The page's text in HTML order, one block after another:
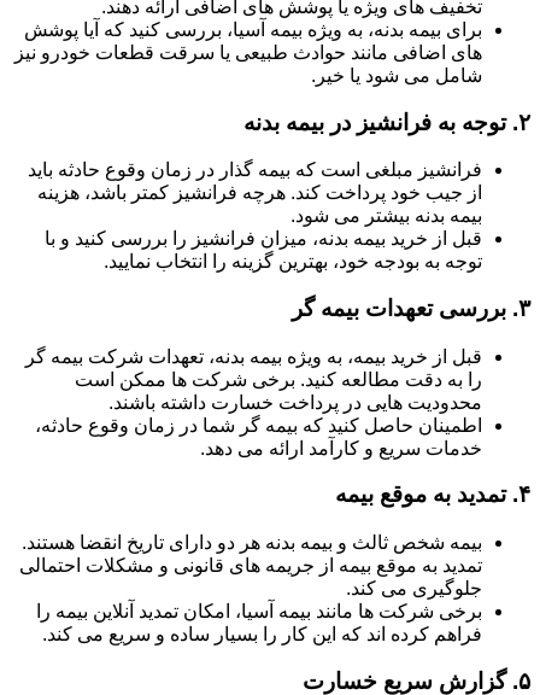
تخفیف های ویژه یا پوشش های اضافی ارائه دهند.
برای بیمه بدنه، به ویژه بیمه آسیا، بررسی کنید که آیا پوشش
های اضافی مانند حوادث طبیعی یا سرقت قطعات خودرو نیز
شامل می شود یا خیر.
۲. توجه به فرانشیز در بیمه بدنه
فرانشیز مبلغی است که بیمه گذار در زمان وقوع حادثه باید
از جیب خود پرداخت کند. هرچه فرانشیز کمتر باشد، هزینه
بیمه بدنه بیشتر می شود.
قبل از خرید بیمه بدنه، میزان فرانشیز را بررسی کنید و با
توجه به بودجه خود، بهترین گزینه را انتخاب نمایید.
۳. بررسی تعهدات بیمه گر
قبل از خرید بیمه، به ویژه بیمه بدنه، تعهدات شرکت بیمه گر
را به دقت مطالعه کنید. برخی شرکت ها ممکن است
محدودیت هایی در پرداخت خسارت داشته باشند.
اطمینان حاصل کنید که بیمه گر شما در زمان وقوع حادثه،
خدمات سریع و کارآمد ارائه می دهد.
۴. تمدید به موقع بیمه
بیمه شخص ثالث و بیمه بدنه هر دو دارای تاریخ انقضا هستند.
تمدید به موقع بیمه از جریمه های قانونی و مشکلات احتمالی
جلوگیری می کند.
برخی شرکت ها مانند بیمه آسیا، امکان تمدید آنلاین بیمه را
فراهم کرده اند که این کار را بسیار ساده و سریع می کند.
۵. گزارش سریع خسارت